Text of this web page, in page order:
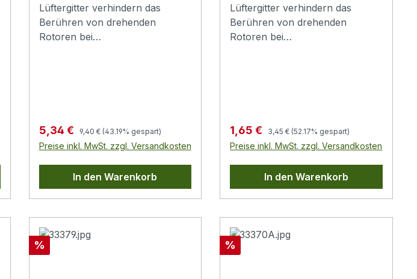
Lüftergitter verhindern das
Berühren von drehenden
Rotoren bei
Verkaufspreis:
5,34 € Regulärer Preis:
9,40 € (43.19% gespart)
Preise inkl. MwSt. zzgl. Versandkosten
In den Warenkorb
Lüftergitter verhindern das
Berühren von drehenden
Rotoren bei
Verkaufspreis:
1,65 € Regulärer Preis:
3,45 € (52.17% gespart)
Preise inkl. MwSt. zzgl. Versandkosten
In den Warenkorb
Rabatt
% Rabatt
%